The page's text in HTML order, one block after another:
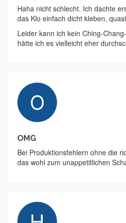
Haha nicht schlecht. Ich dachte
das Klo einfach dicht kleben,
Leider kann ich kein Ching-
hätte ich es vielleicht eher
OMG
Bei Produktionsfehlern ohne die
das wohl zum unappetitlichen